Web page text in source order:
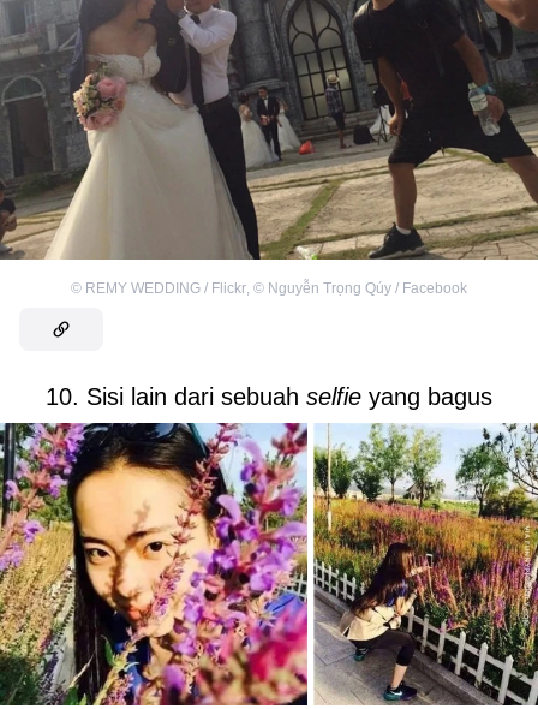
© REMY WEDDING / Flickr, © Nguyễn Trọng Qúy / Facebook
10. Sisi lain dari sebuah selfie yang bagus